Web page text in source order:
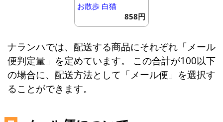
お散歩 白猫
858円
ナランハでは、配送する商品にそれぞれ「メール
便判定量」を定めています。 この合計が100以下
の場合に、配送方法として「メール便」を選択す
ることができます。